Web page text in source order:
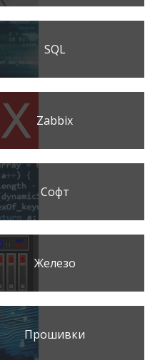
SQL
Zabbix
Софт
Железо
Прошивки